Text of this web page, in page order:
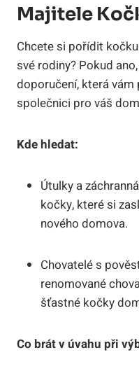
Majitele
Chcete si pořídit
své rodiny? Pokud
doporučení, která
společnici pro váš
Kde hledat:
Útulky a
kočky, které si
nového domova.
Chovatelé s
renomované
šťastné kočky
Co brát v úvahu při